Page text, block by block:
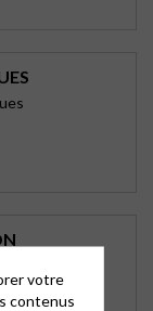
votre
contenus